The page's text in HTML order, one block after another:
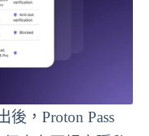
，Proton Pass